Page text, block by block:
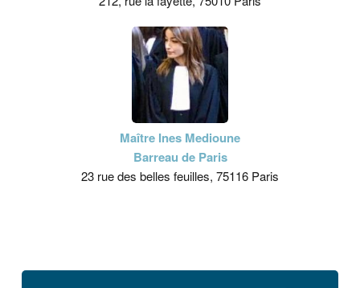
Maître Ines Medioune
Barreau de Paris
23 rue des belles feuilles, 75116 Paris